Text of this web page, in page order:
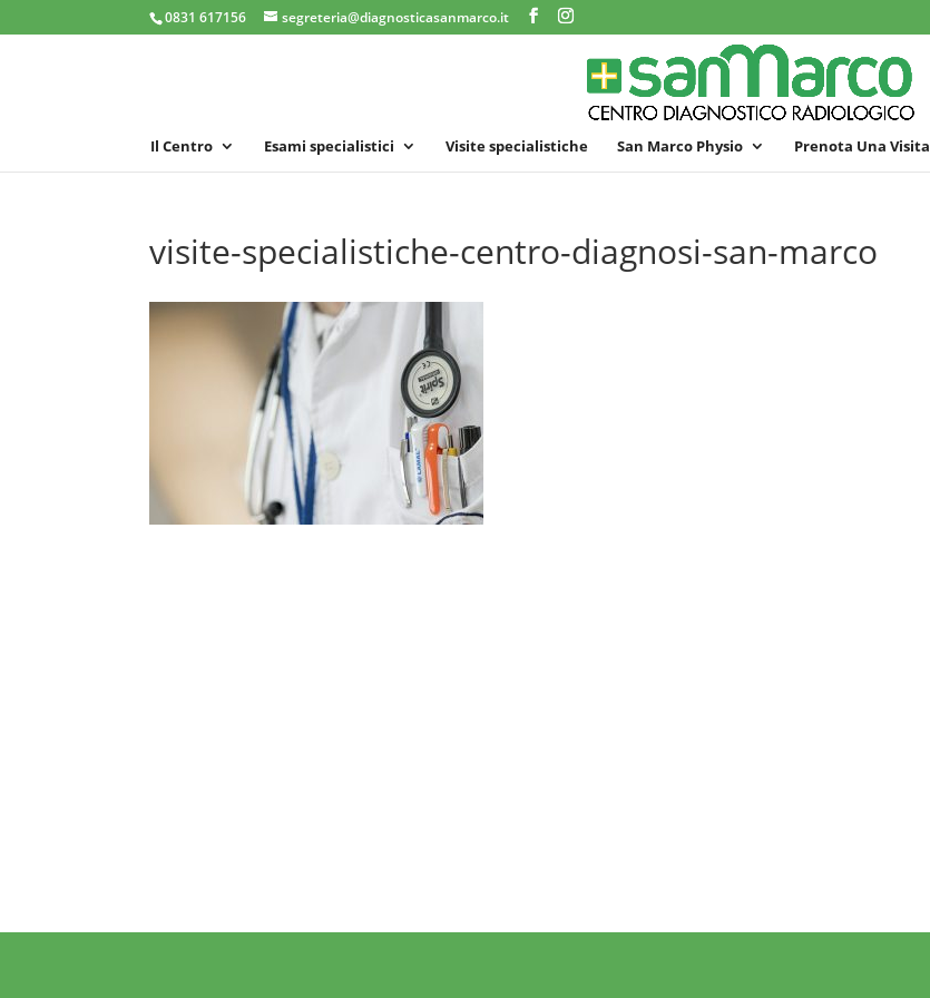
0831 617156 segreteria@diagnosticasanmarco.it
Il Centro Esami specialistici Visite specialistiche San Marco Physio Prenota Una Visita
visite-specialistiche-centro-diagnosi-san-marco